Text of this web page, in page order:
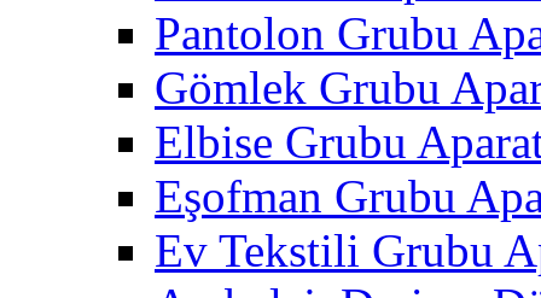
Pantolon Grubu
Gömlek Grubu
Elbise Grubu
Eşofman Grubu
Ev Tekstili Grubu